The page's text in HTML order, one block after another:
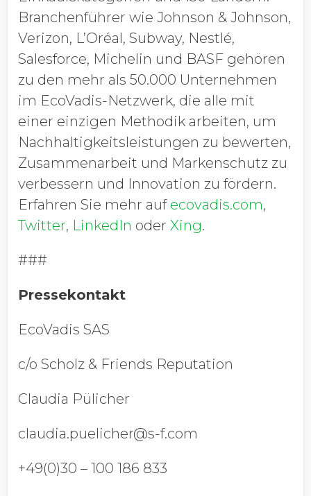
Branchenführer wie Johnson & Johnson,
Verizon, L’Oréal, Subway, Nestlé,
Salesforce, Michelin und BASF gehören
zu den mehr als 50.000 Unternehmen
im EcoVadis-Netzwerk, die alle mit
einer einzigen Methodik arbeiten, um
Nachhaltigkeitsleistungen zu bewerten,
Zusammenarbeit und Markenschutz zu
verbessern und Innovation zu fördern.
Erfahren Sie mehr auf ecovadis.com,
Twitter, LinkedIn oder Xing.
###
Pressekontakt
EcoVadis SAS
c/o Scholz & Friends Reputation
Claudia Pülicher
claudia.puelicher@s-f.com
+49(0)30 – 100 186 833